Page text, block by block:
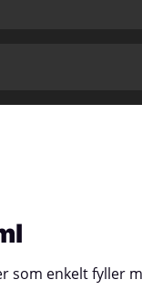
som enkelt fyller